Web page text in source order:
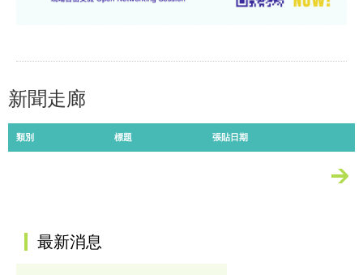
新聞走廊
類別 標題 張貼日期
更
最新消息